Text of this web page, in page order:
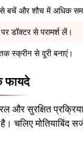
से बचें और शौच में अधिक
डॉक्टर से परामर्श लें।
स्क्रीन से दूरी बनाएं।
फायदे
और सुरक्षित
चलिए मोतियाबिंद